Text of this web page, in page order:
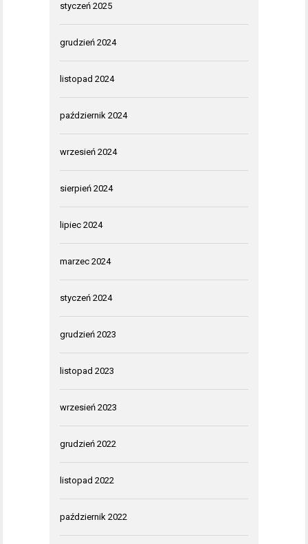
styczeń 2025
grudzień 2024
listopad 2024
październik 2024
wrzesień 2024
sierpień 2024
lipiec 2024
marzec 2024
styczeń 2024
grudzień 2023
listopad 2023
wrzesień 2023
grudzień 2022
listopad 2022
październik 2022